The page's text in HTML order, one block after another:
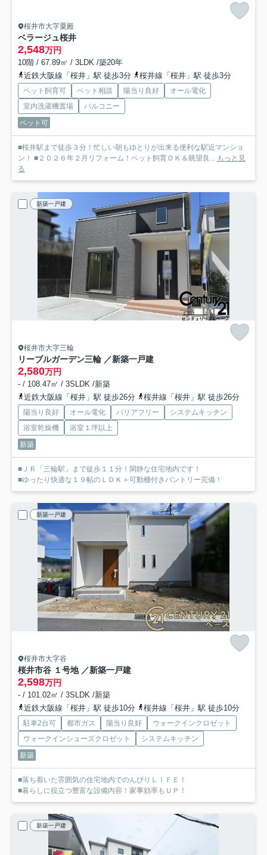
桜井市大字粟殿
ベラージュ桜井
2,548万円
10階 / 67.89㎡ / 3LDK /築20年
近鉄大阪線「桜井」駅 徒歩3分
桜井線「桜井」駅 徒歩3分
ペット飼育可 ペット相談 陽当り良好
オール電化
室内洗濯機置場
バルコニー
ペット可
■桜井駅まで徒歩３分！忙しい朝もゆとりが出来る便利な駅近マンショ
ン！ ■２０２６年２月リフォーム！ペット飼育ＯＫ＆眺望良... もっと見
る
新築一戸建
桜井市大字三輪
リーブルガーデン三輪 ／新築一戸建
2,580万円
- / 108.47㎡ / 3SLDK /新築
近鉄大阪線「桜井」駅 徒歩26分
桜井線「桜井」駅 徒歩26分
陽当り良好 オール電化 バリアフリー
システムキッチン
浴室乾燥機
浴室１坪以上
新築
■ＪＲ「三輪駅」まで徒歩１１分！閑静な住宅地内です！
■ゆったり快適な１９帖のＬＤＫ＋可動棚付きパントリー完備！
新築一戸建
桜井市大字谷
桜井市谷 １号地 ／新築一戸建
2,598万円
- / 101.02㎡ / 3SLDK /新築
近鉄大阪線「桜井」駅 徒歩10分
桜井線「桜井」駅 徒歩10分
駐車2台可 都市ガス 陽当り良好
ウォークインクロゼット
ウォークインシューズクロゼット
システムキッチン
新築
■落ち着いた雰囲気の住宅地内でのんびりＬＩＦＥ！
■暮らしに役立つ豊富な設備内容！家事効率もＵＰ！
新築一戸建